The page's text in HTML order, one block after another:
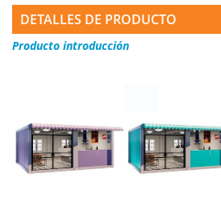
DETALLES DE PRODUCTO
Producto introducción